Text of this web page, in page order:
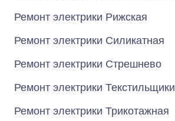
Ремонт электрики Рижская
Ремонт электрики Силикатная
Ремонт электрики Стрешнево
Ремонт электрики Текстильщики
Ремонт электрики Трикотажная